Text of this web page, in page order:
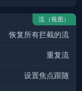
流（视图）
恢复所有拦截的流
重复流
设置焦点跟随